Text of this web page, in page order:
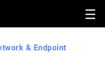
& Endpoint